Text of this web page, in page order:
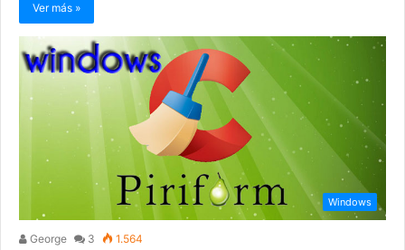
Ver más »
Windows
George 3 1.564